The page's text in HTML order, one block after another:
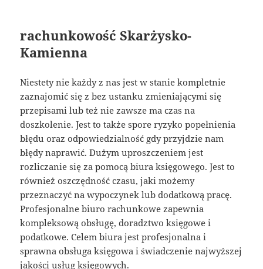
rachunkowość Skarżysko-
Kamienna
Niestety nie każdy z nas jest w stanie kompletnie
zaznajomić się z bez ustanku zmieniającymi się
przepisami lub też nie zawsze ma czas na
doszkolenie. Jest to także spore ryzyko popełnienia
błędu oraz odpowiedzialność gdy przyjdzie nam
błędy naprawić. Dużym uproszczeniem jest
rozliczanie się za pomocą biura księgowego. Jest to
również oszczędność czasu, jaki możemy
przeznaczyć na wypoczynek lub dodatkową pracę.
Profesjonalne biuro rachunkowe zapewnia
kompleksową obsługę, doradztwo księgowe i
podatkowe. Celem biura jest profesjonalna i
sprawna obsługa księgowa i świadczenie najwyższej
jakości usług księgowych.